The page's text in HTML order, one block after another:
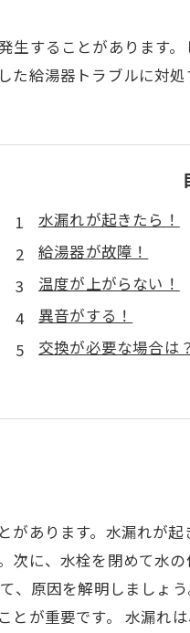
生することがあります
給湯器トラブルに対処
水漏れが起きたら！
給湯器が故障！
温度が上がらない！
異音がする！
交換が必要な場合は
があります。水漏れが
次に、水栓を閉めて水
、原因を解明しましょ
とが重要です。 水漏れ